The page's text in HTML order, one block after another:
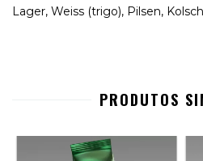
Lager, Weiss (trigo), Pilsen,
PRODUTOS